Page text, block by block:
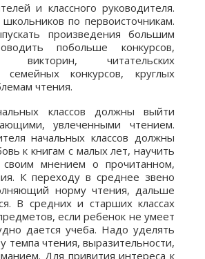
и классного руководителя.
по первоисточникам.
произведения большим
побольше конкурсов,
викторин, читательских
семейных конкурсов, круглых
чтения.
классов должны выйти
увлеченными чтением.
начальных классов должны
к книгам с малых лет, научить
своим мнением о прочитанном,
К переходу в среднее звено
норму чтения, дальше
В средних и старших классах
если ребенок не умеет
дается учеба. Надо уделять
темпа чтения, выразительности,
Для привития интереса к